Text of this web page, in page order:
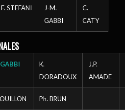
F. STEFANI
J-M.
GABBI
C.
CATY
K.
DORADOUX
J.P.
AMADE
Ph. BRUN